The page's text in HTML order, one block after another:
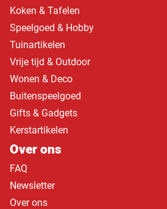
Koken & Tafelen
Speelgoed & Hobby
Tuinartikelen
Vrije tijd & Outdoor
Wonen & Deco
Buitenspeelgoed
Gifts & Gadgets
Kerstartikelen
Over ons
FAQ
Newsletter
Over ons